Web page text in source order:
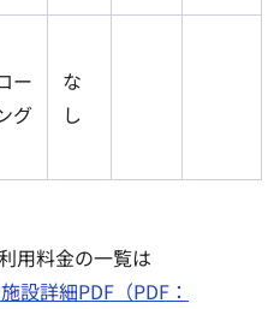
ー
グ
な
し
用料金の一覧は
設詳細PDF（PDF：